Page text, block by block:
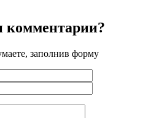
комментарии?
заполнив форму